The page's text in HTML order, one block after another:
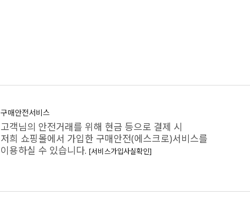
구매안전서비스
고객님의 안전거래를 위해 현금 등으로 결제 시
저희 쇼핑몰에서 가입한 구매안전(에스크로)서비스를
이용하실 수 있습니다. [서비스가입사실확인]